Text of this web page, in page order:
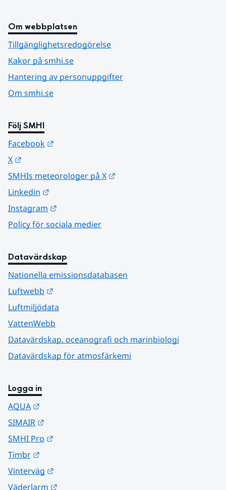
Om webbplatsen
Tillgänglighetsredogörelse
Kakor på smhi.se
Hantering av personuppgifter
Om smhi.se
Följ SMHI
Facebook
X
SMHIs meteorologer på X
Linkedin
Instagram
Policy för sociala medier
Datavärdskap
Nationella emissionsdatabasen
Luftwebb
Luftmiljödata
VattenWebb
Datavärdskap, oceanografi och marinbiologi
Datavärdskap för atmosfärkemi
Logga in
AQUA
SIMAIR
SMHI Pro
Timbr
Vinterväg
Väderlarm